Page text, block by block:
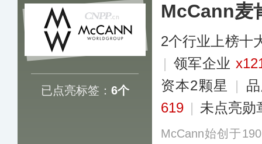
已点亮标签： 6个
McCann麦
2个行业上榜十
| 领军企业
资本2颗星
|
619 | 未点亮勋
McCann始创于